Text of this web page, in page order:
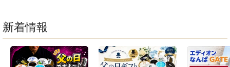
新着情報